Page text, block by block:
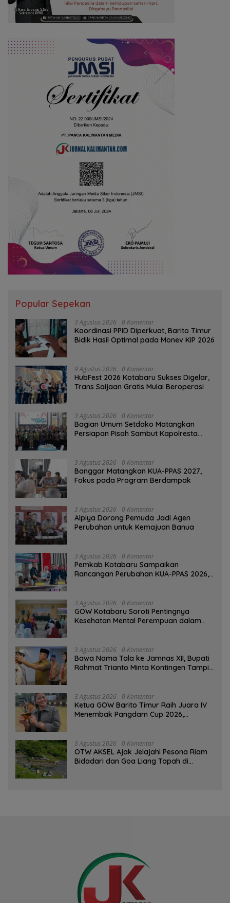
Popular Sepekan
3 Agustus 2026 0 Komentar
Koordinasi PPID Diperkuat, Barito Timur
Bidik Hasil Optimal pada Monev KIP 2026
9 Agustus 2026 0 Komentar
HubFest 2026 Kotabaru Sukses Digelar,
Trans Saijaan Gratis Mulai Beroperasi
3 Agustus 2026 0 Komentar
Bagian Umum Setdako Matangkan
Persiapan Pisah Sambut Kapolresta
3 Agustus 2026 0 Komentar
‎Banggar Matangkan KUA-PPAS 2027,
Fokus pada Program Berdampak
3 Agustus 2026 0 Komentar
‎Alpiya Dorong Pemuda Jadi Agen
Perubahan untuk Kemajuan Banua ‎
3 Agustus 2026 0 Komentar
Pemkab Kotabaru Sampaikan
Rancangan Perubahan KUA-PPAS 2026,
3 Agustus 2026 0 Komentar
GOW Kotabaru Soroti Pentingnya
Kesehatan Mental Perempuan dalam
3 Agustus 2026 0 Komentar
Bawa Nama Tala ke Jamnas XII, Bupati
Rahmat Trianto Minta Kontingen Tampil
3 Agustus 2026 0 Komentar
Ketua GOW Barito Timur Raih Juara IV
Menembak Pangdam Cup 2026,
3 Agustus 2026 0 Komentar
OTW AKSEL Ajak Jelajahi Pesona Riam
Bidadari dan Goa Liang Tapah di